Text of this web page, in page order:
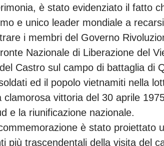
è stato evidenziato il fatto
e unico leader mondiale a
i membri del Governo
Nazionale di Liberazione del
Castro sul campo di battaglia di
ed il popolo vietnamiti nella
clamorosa vittoria del 30 aprile
e la riunificazione nazionale.
è stato proiettato
più trascendentali della visita del